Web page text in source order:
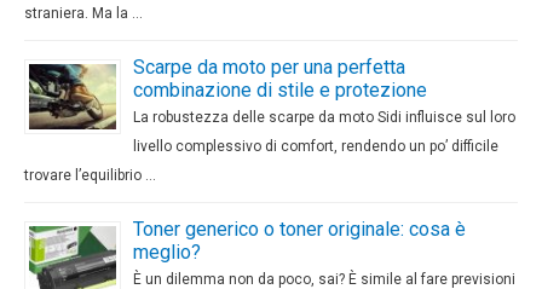
straniera. Ma la …
Scarpe da moto per una perfetta
combinazione di stile e protezione
La robustezza delle scarpe da moto Sidi influisce sul loro
livello complessivo di comfort, rendendo un po’ difficile
trovare l’equilibrio …
Toner generico o toner originale: cosa è
meglio?
È un dilemma non da poco, sai? È simile al fare previsioni